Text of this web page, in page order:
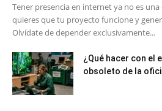
​Tener presencia en internet ya no es
quieres que tu proyecto funcione y
Olvídate de depender exclusivamente...
¿Qué hacer con el
obsoleto de la